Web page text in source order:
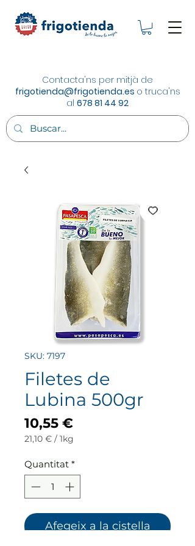
Contacta'ns per mitjà de
frigotienda@frigotienda.es o truca'ns
al 678 81 44 92
SKU: 7197
Filetes de
Lubina 500gr
10,55 €Price
21,10 € / 1kg
per
1
Quantitat *
Afegeix a la cistella